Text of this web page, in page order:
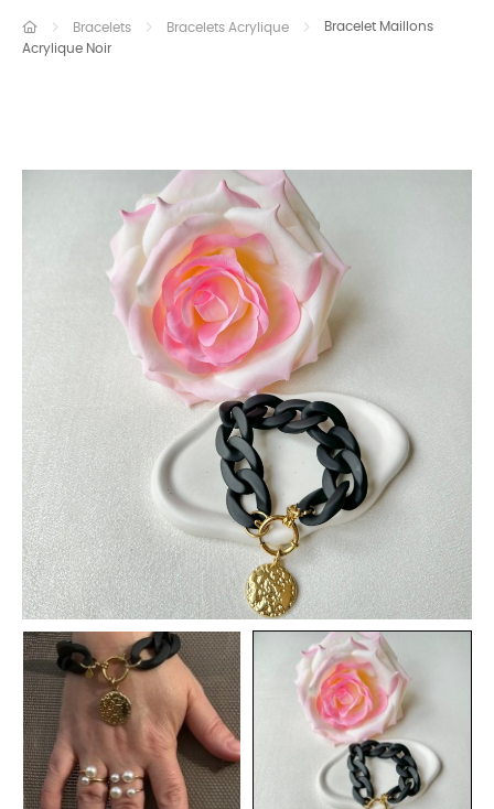
Bracelets Bracelets Acrylique
Bracelet Maillons
Acrylique Noir